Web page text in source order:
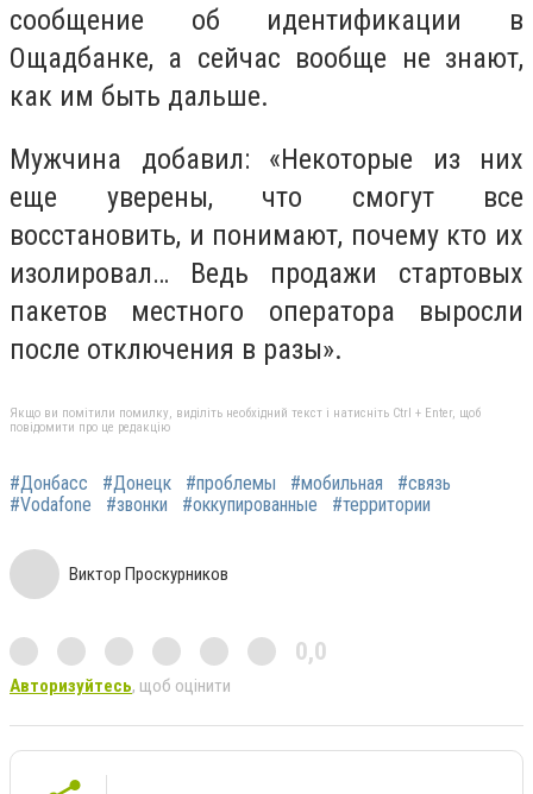
сообщение об идентификации в
Ощадбанке, а сейчас вообще не знают,
как им быть дальше.
Мужчина добавил: «Некоторые из них
еще уверены, что смогут все
восстановить, и понимают, почему кто их
изолировал… Ведь продажи стартовых
пакетов местного оператора выросли
после отключения в разы».
Якщо ви помітили помилку, виділіть необхідний текст і натисніть Ctrl + Enter, щоб
повідомити про це редакцію
#Донбасс #Донецк #проблемы #мобильная
#связь
#Vodafone
#звонки #оккупированные #территории
Виктор Проскурников
0,0
Авторизуйтесь, щоб оцінити